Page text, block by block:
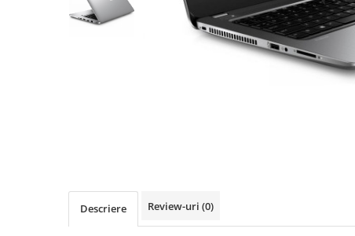
Calculatoare Desktop
Placi de sunetDescriere Review-uri (0)